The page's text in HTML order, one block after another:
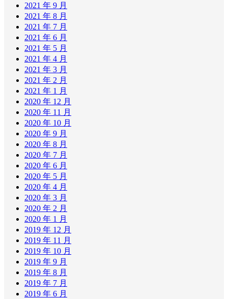
2021 年 9 月
2021 年 8 月
2021 年 7 月
2021 年 6 月
2021 年 5 月
2021 年 4 月
2021 年 3 月
2021 年 2 月
2021 年 1 月
2020 年 12 月
2020 年 11 月
2020 年 10 月
2020 年 9 月
2020 年 8 月
2020 年 7 月
2020 年 6 月
2020 年 5 月
2020 年 4 月
2020 年 3 月
2020 年 2 月
2020 年 1 月
2019 年 12 月
2019 年 11 月
2019 年 10 月
2019 年 9 月
2019 年 8 月
2019 年 7 月
2019 年 6 月